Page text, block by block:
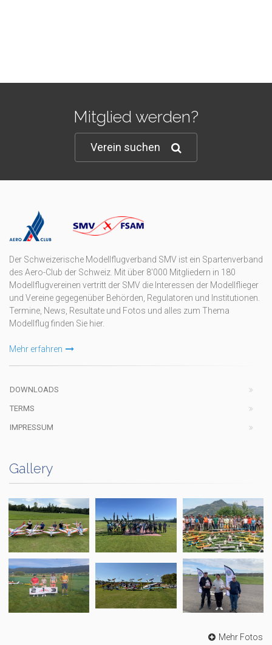
Mitglied werden?
Verein suchen
Der Schweizerische Modellflugverband SMV ist ein Spartenverband
des Aero-Club der Schweiz. Mit über 8'000 Mitgliedern in 180
Modellflugvereinen vertritt der SMV die Interessen der Modellflieger
und Vereine gegegenüber Behörden, Regulatoren und Institutionen.
Termine, News, Resultate und Fotos und alles zum Thema
Modellflug finden Sie hier.
Mehr erfahren
DOWNLOADS
TERMS
IMPRESSUM
Gallery
Mehr Fotos